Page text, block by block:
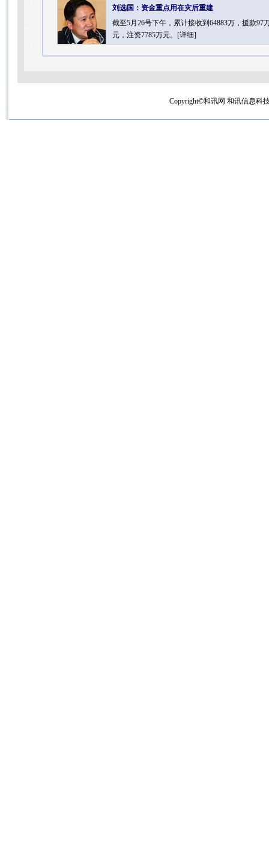
刘选国：资金重点用在灾后重建
截至5月26号下午，累计接收到64883万，援款97
元，注资7785万元。[详细]
Copyright©和讯网 和讯信息科